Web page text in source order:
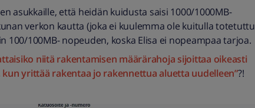
asukkaille, että heidän kuidusta saisi 1000/1000MB-
verkon kautta (joka ei kuulemma ole kuitulla totetuttu
100/100MB- nopeuden, koska Elisa ei nopeampaa tarjoa.
niitä rakentamisen määrärahoja sijoittaa oikeasti
yrittää rakentaa jo rakennettua aluetta uudelleen”?!